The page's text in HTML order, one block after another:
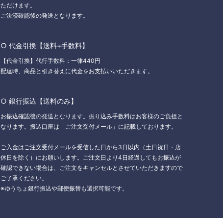
ただけます。
ご決済確認後の発送となります。
○ 代金引換【送料+手数料】
【代金引換】代行手数料：一律440円
配達時、商品と引き替えに代金をお支払いいただきます。
○ 銀行振込【送料のみ】
お振込確認後の発送となります。振り込み手数料はお客様のご負担と
なります。振込口座は「ご注文受付メール」に記載しております。
ご入金はご注文受付メールを受信した日から3日以内（土日祝日・店
休日を除く）にお願いします。ご注文日より4日経過してもお振込が
確認できない場合は、ご注文をキャンセルとさせていただきますので
ご了承ください。
※ゆうちょ銀行振込や郵便振替も選択可能です。